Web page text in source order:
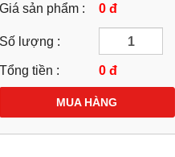
Giá sản phẩm : 0 đ
Số lượng :
Tổng tiền : 0 đ
MUA HÀNG